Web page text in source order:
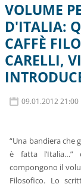
VOLUME
D'ITALIA:
CAFFÈ
CARELLI,
09.01.2012 21:00
“Una bandiera che
è fatta
compongono il
Filosofico. Lo